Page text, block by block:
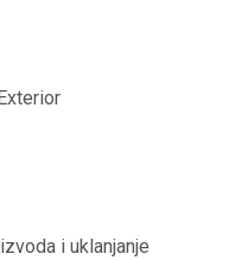
i uklanjanje